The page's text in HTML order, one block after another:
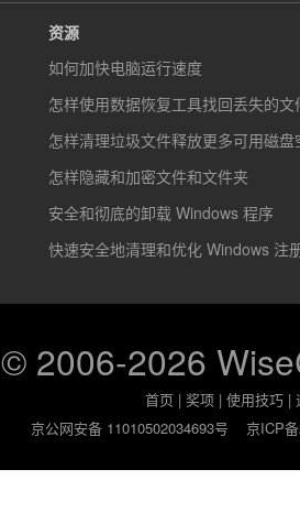
资源
如何加快电脑运行速度
怎样使用数据恢复工具找回丢失的文
怎样清理垃圾文件释放更多可用磁盘
怎样隐藏和加密文件和文件夹
安全和彻底的卸载 Windows 程序
快速安全地清理和优化 Windows 注
© 2006-2026
首页 |奖项 |使用技巧 |
京公网安备 11010502034693号
京ICP